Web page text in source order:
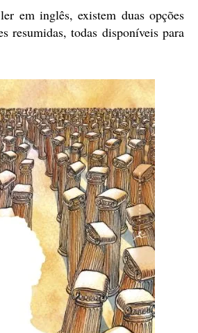
em inglês, existem duas opções
resumidas, todas disponíveis para